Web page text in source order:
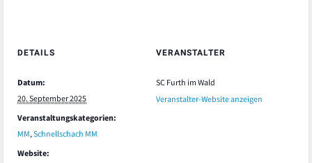
DETAILS
Datum:
20. September 2025
Veranstaltungskategorien:
MM,Schnellschach MM
Website:
VERANSTALTER
SC Furth im Wald
Veranstalter-Website anzeigen